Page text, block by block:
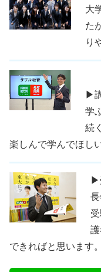
大
た
り
▶
学
続
楽しんで学んでほし
▶
できればと思います。